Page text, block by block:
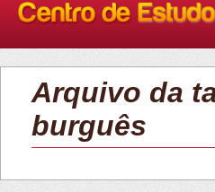
Arquivo da
burguês